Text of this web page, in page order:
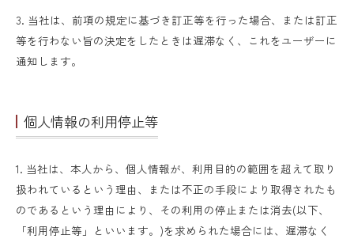
3. 当社は、前項の規定に基づき訂正等を行った場合、または訂正
等を行わない旨の決定をしたときは遅滞なく、これをユーザーに
通知します。
個人情報の利用停止等
1. 当社は、本人から、個人情報が、利用目的の範囲を超えて取り
扱われているという理由、または不正の手段により取得されたも
のであるという理由により、その利用の停止または消去(以下、
「利用停止等」といいます。)を求められた場合には、遅滞なく